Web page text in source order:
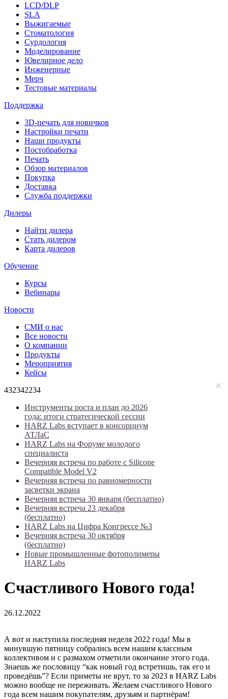
LCD/DLP
SLA
Выжигаемые
Стоматология
Сурдология
Моделирование
Ювелирное дело
Инженерные
Мерч
Тестовые материалы
Поддержка
3D-печать для новичков
Настройки печати
Наши продукты
Постобработка
Печать
Обзор материалов
Покупка
Доставка
Служба поддержки
Дилеры
Найти дилера
Cтать дилером
Карта дилеров
Обучение
Курсы
Вебинары
Новости
СМИ о нас
Все новости
О компании
Продукты
Мероприятия
Кейсы
432342234
Инструменты роста и план до 2026
года: итоги стратегической сессии
HARZ Labs вступает в консорциум
АТЛаС
HARZ Labs на Форуме молодого
специалиста
Вечерняя встреча по работе с Silicone
Compatible Model V2
Вечерняя встреча по равномерности
засветки экрана
Вечерняя встреча 30 января (бесплатно)
Вечерняя встреча 23 декабря
(бесплатно)
HARZ Labs на Цифра Конгрессе №3
Вечерняя встреча 30 октября
(бесплатно)
Новые промышленные фотополимеры
HARZ Labs
Счастливого Нового года!
26.12.2022
А вот и наступила последняя неделя 2022 года! Мы в
минувшую пятницу собрались всем нашим классным
коллективом и с размахом отметили окончание этого года.
Знаешь же пословицу “как новый год встретишь, так его и
проведёшь”? Если приметы не врут, то за 2023 в HARZ Labs
можно вообще не переживать. Желаем счастливого Нового
года всем нашим покупателям, друзьям и партнёрам!